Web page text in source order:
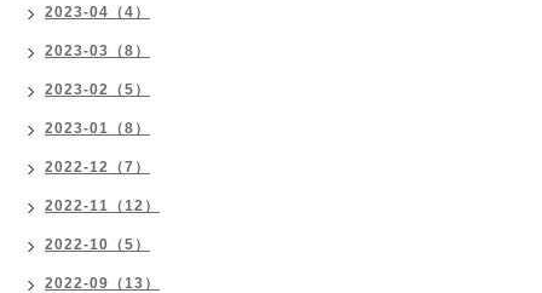
2023-04（4）
2023-03（8）
2023-02（5）
2023-01（8）
2022-12（7）
2022-11（12）
2022-10（5）
2022-09（13）